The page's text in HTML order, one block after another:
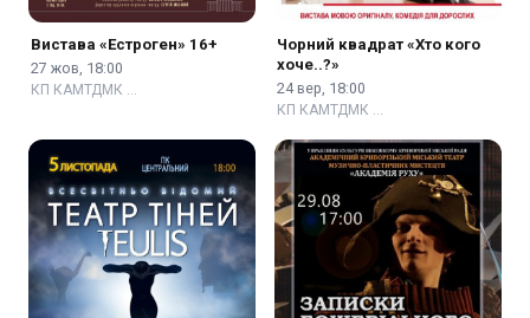
Вистава «Естроген» 16+
27 жов, 18:00
КП КАМТДМК …
Чорний квадрат «Хто кого
хоче..?»
24 вер, 18:00
КП КАМТДМК …